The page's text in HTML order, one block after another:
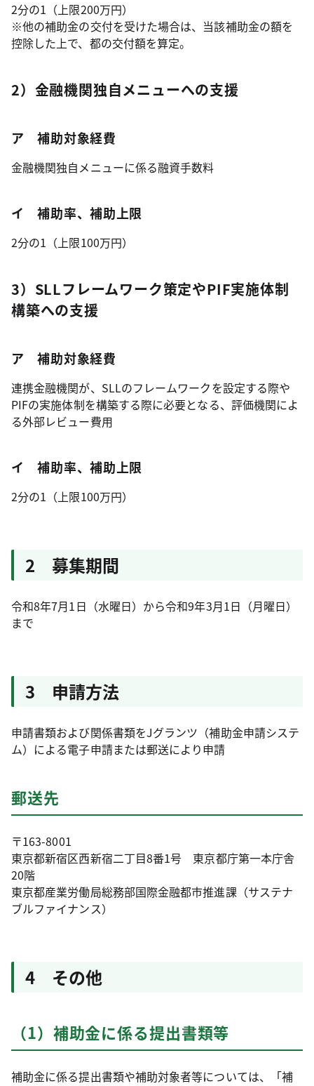
2分の1（上限200万円）
※他の補助金の交付を受けた場合は、当該補助金の額を
控除した上で、都の交付額を算定。
2）金融機関独自メニューへの支援
ア 補助対象経費
金融機関独自メニューに係る融資手数料
イ 補助率、補助上限
2分の1（上限100万円）
3）SLLフレームワーク策定やPIF実施体制
構築への支援
ア 補助対象経費
連携金融機関が、SLLのフレームワークを設定する際や
PIFの実施体制を構築する際に必要となる、評価機関によ
る外部レビュー費用
イ 補助率、補助上限
2分の1（上限100万円）
2 募集期間
令和8年7月1日（水曜日）から令和9年3月1日（月曜日）
まで
3 申請方法
申請書類および関係書類をJグランツ（補助金申請システ
ム）による電子申請または郵送により申請
郵送先
〒163-8001
東京都新宿区西新宿二丁目8番1号 東京都庁第一本庁舎
20階
東京都産業労働局総務部国際金融都市推進課（サステナ
ブルファイナンス）
4 その他
（1）補助金に係る提出書類等
補助金に係る提出書類や補助対象者等については、「補